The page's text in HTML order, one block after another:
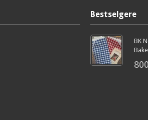
Bestselgere
BK